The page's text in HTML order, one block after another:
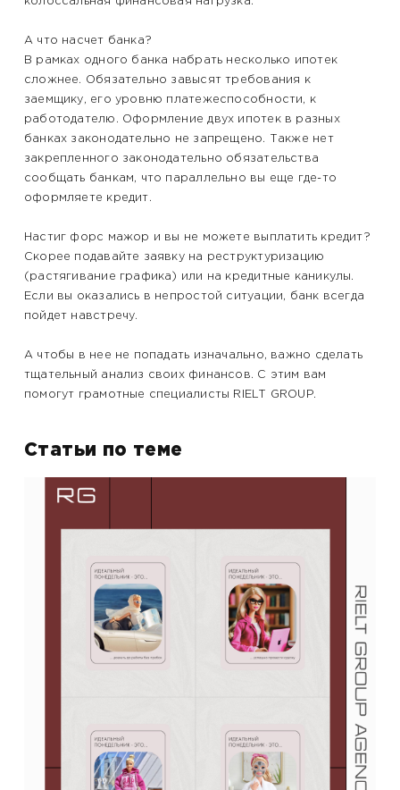
А что насчет банка?
В рамках одного банка набрать несколько ипотек
сложнее. Обязательно завысят требования к
заемщику, его уровню платежеспособности, к
работодателю. Оформление двух ипотек в разных
банках законодательно не запрещено. Также нет
закрепленного законодательно обязательства
сообщать банкам, что параллельно вы еще где-то
оформляете кредит.
Настиг форс мажор и вы не можете выплатить кредит?
Скорее подавайте заявку на реструктуризацию
(растягивание графика) или на кредитные каникулы.
Если вы оказались в непростой ситуации, банк всегда
пойдет навстречу.
А чтобы в нее не попадать изначально, важно сделать
тщательный анализ своих финансов. С этим вам
помогут грамотные специалисты RIELT GROUP.
Статьи по теме